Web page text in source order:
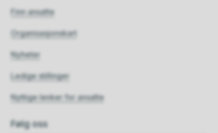
Finn ansatte
Organisasjonskart
Nyheter
Ledige stillinger
Nyttige lenker for ansatte
Følg oss